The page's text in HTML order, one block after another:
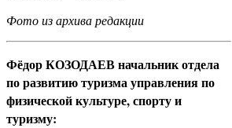
Фото из архива редакции
Фёдор КОЗОДАЕВ начальник отдела
по развитию туризма управления по
физической культуре, спорту и
туризму: